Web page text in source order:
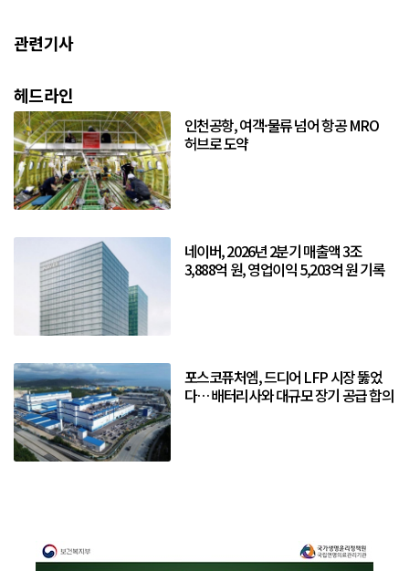
관련기사
헤드라인
인천공항, 여객·물류 넘어 항공 MRO
허브로 도약
네이버, 2026년 2분기 매출액 3조
3,888억 원, 영업이익 5,203억 원 기록
포스코퓨처엠, 드디어 LFP 시장 뚫었
다… 배터리사와 대규모 장기 공급 합의